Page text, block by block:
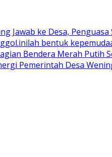
Jawab ke Desa,
bentuk
Bendera Merah Putih
Pemerintah Desa